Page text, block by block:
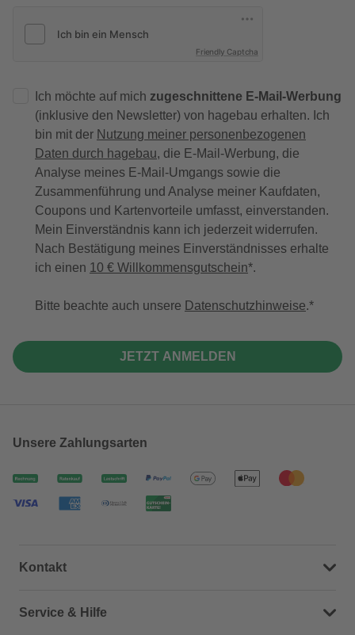
Friendly Captcha
Ich möchte auf mich zugeschnittene E-Mail-Werbung
(inklusive den Newsletter) von hagebau erhalten. Ich
bin mit der Nutzung meiner personenbezogenen
Daten durch hagebau, die E-Mail-Werbung, die
Analyse meines E-Mail-Umgangs sowie die
Zusammenführung und Analyse meiner Kaufdaten,
Coupons und Kartenvorteile umfasst, einverstanden.
Mein Einverständnis kann ich jederzeit widerrufen.
Nach Bestätigung meines Einverständnisses erhalte
ich einen 10 € Willkommensgutschein*.
Bitte beachte auch unsere Datenschutzhinweise.
JETZT ANMELDEN
Unsere Zahlungsarten
Kontakt
Dein Kontakt zu uns
Service & Hilfe